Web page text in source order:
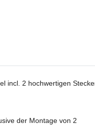
incl. 2 hochwertigen
der Montage von 2